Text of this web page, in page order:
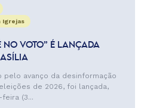
Igrejas
NO VOTO” É LANÇADA
pelo avanço da desinformação
de 2026, foi lançada,
(3...